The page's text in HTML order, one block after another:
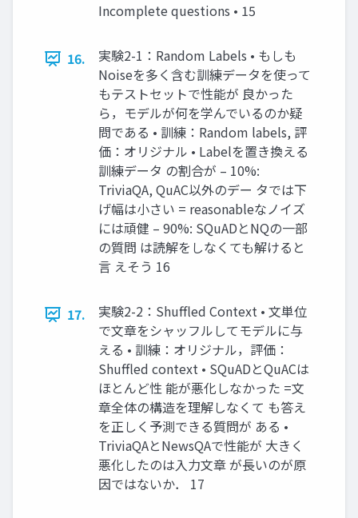
Incomplete questions • 15
16.
実験2-1：Random Labels • もしも
Noiseを多く含む訓練データを使って
もテストセットで性能が 良かった
ら，モデルが何を学んでいるのか疑
問である • 訓練：Random labels, 評
価：オリジナル • Labelを置き換える
訓練データ の割合が – 10%:
TriviaQA, QuAC以外のデー タでは下
げ幅は小さい = reasonableなノイズ
には頑健 – 90%: SQuADとNQの一部
の質問 は読解をしなくても解けると
言 えそう 16
17.
実験2-2：Shuffled Context • 文単位
で文章をシャッフルしてモデルに与
える • 訓練：オリジナル，評価：
Shuffled context • SQuADとQuACは
ほとんど性 能が悪化しなかった =文
章全体の構造を理解しなくて も答え
を正しく予測できる質問が ある •
TriviaQAとNewsQAで性能が 大きく
悪化したのは入力文章 が長いのが原
因ではないか． 17